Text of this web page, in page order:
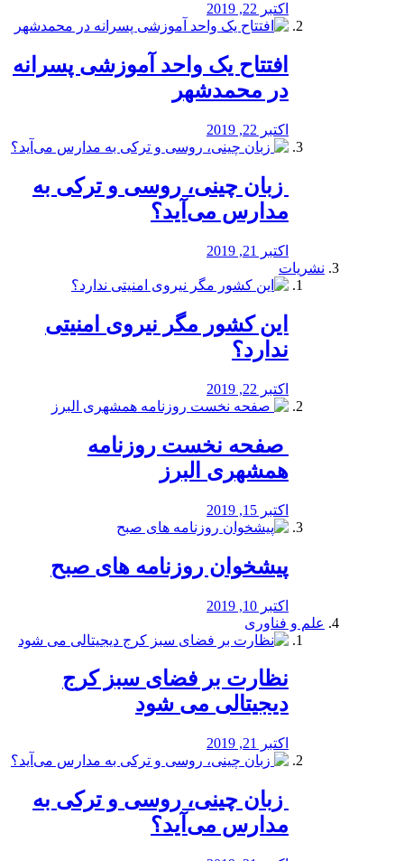
اکتبر 22, 2019
افتتاح یک واحد آموزشی پسرانه
در محمدشهر
اکتبر 22, 2019
️ زبان چینی، روسی و ترکی به
مدارس می‌آید؟
اکتبر 21, 2019
نشریات
این کشور مگر نیروی امنیتی
ندارد؟
اکتبر 22, 2019
️ صفحه نخست روزنامه‌
همشهری البرز
اکتبر 15, 2019
پیشخوان روزنامه های صبح
اکتبر 10, 2019
علم و فناوری
نظارت بر فضای سبز کرج
دیجیتالی می شود
اکتبر 21, 2019
️ زبان چینی، روسی و ترکی به
مدارس می‌آید؟